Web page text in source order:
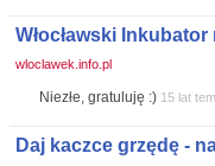
Włocławski
wloclawek.info.pl
Niezłe, gratuluję :) 15 lat
Daj kaczce grzędę -